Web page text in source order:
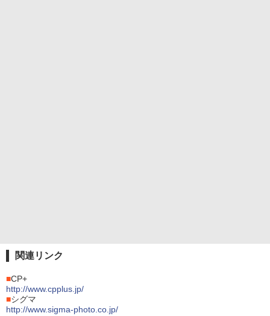
関連リンク
■CP+
http://www.cpplus.jp/
■シグマ
http://www.sigma-photo.co.jp/